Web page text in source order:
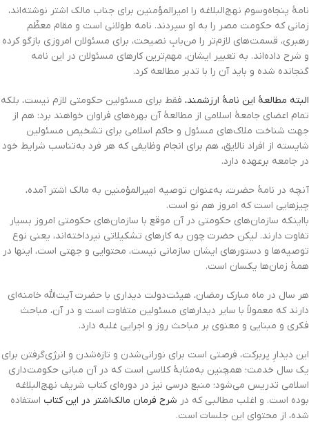
نامۀ پنجاه‌و‌سوم نهج‌البلاغه را امیرالمؤمنین برای جناب مالک اشتر نوشته‌اند،
زمانی که حکومت مصر را به او سپردند. نامه طولانی است و مقام معظّم
رهبری، قسمت‌های لازم‌تر را من‌بابِ نصیحت، برای مسئولان امروزی بازگو کرده
و شرح داده‌اند. به تعبیر ایشان، مهم‌ترین کارهای مسئولان در این نامه
گنجانده شده و باید آن را با تدبر مطالعه کرد.
البته مطالعۀ این نامۀ ارزشمند، فقط برای مسئولین حکومتی لازم نیست، بلکه
تمام اعضای جامعۀ اسلامی از مطالعۀ آن بهره‌های فراوان خواهند برد: هم از
جهت شناخت ملاک‌های مسئول و حاکم اسلامی برای تشخیص مسئولین
شایسته از افراد نالایق، هم برای انجام وظایفی که هر فرد به‌تناسب شرایط خود
در جامعه برعهده دارد.
آنچه در نامۀ حضرت، به‌عنوان توصیه امیرالمؤمنین به مالک اشتر آمده،
چیزهایی است که امروز هم نو است.
بااینکه سازمان‌های حکومتی در آن موقع با سازمان‌های حکومتی امروز بسیار
تفاوت دارند. لیکن حضرت چون به کارهای تشکیلاتی نپرداخته‌اند، یعنی نوع
توصیه‌ها و دستورهای ایشان سازمانی نیست، محتوایی و جهتی است، اینها در
همۀ زمان‌ها یکسان است.
هر سال در ماه مبارک رمضان، هیئت‌دولت دیداری با حضرت آیت‌الله خامنه‌ای
دارند که معمولاً با سایر دیدارهای مسئولین متفاوت است و در آن، مباحث
فکری و مبنایی و معنوی بر مباحث روز و اجرایی غلبه دارد.
این دیدارِ پربرکت، فرصتی است برای نورانی‌شدن و تازه‌شدن و انرژی‌گرفتن برای
یک سال خدمت؛ همچنین به‌مثابۀ کلاسی است که در آن مبانی حکومت‌داری
اسلامی تدریس می‌شود؛ منبع درسی نیز در دوره‌ای کتاب شریف نهج‌البلاغه
بوده است. و اغلب مطالبی که در شرح فرمان مالک‌اشتر در این کتاب استفاده
شده، از محتوای این جلسات است.